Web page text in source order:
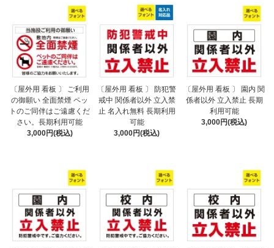
〔屋外用 看板 〕 ご利用
の御願い 全面禁煙 ペッ
トのご同伴はご遠慮くだ
さい。長期利用可能
3,000円(税込)
〔屋外用 看板 〕 防犯警
戒中 関係者以外 立入禁
止 名入れ無料 長期利用
可能
3,000円(税込)
〔屋外用 看板 〕 園内 関
係者以外 立入禁止 長期
利用可能
3,000円(税込)